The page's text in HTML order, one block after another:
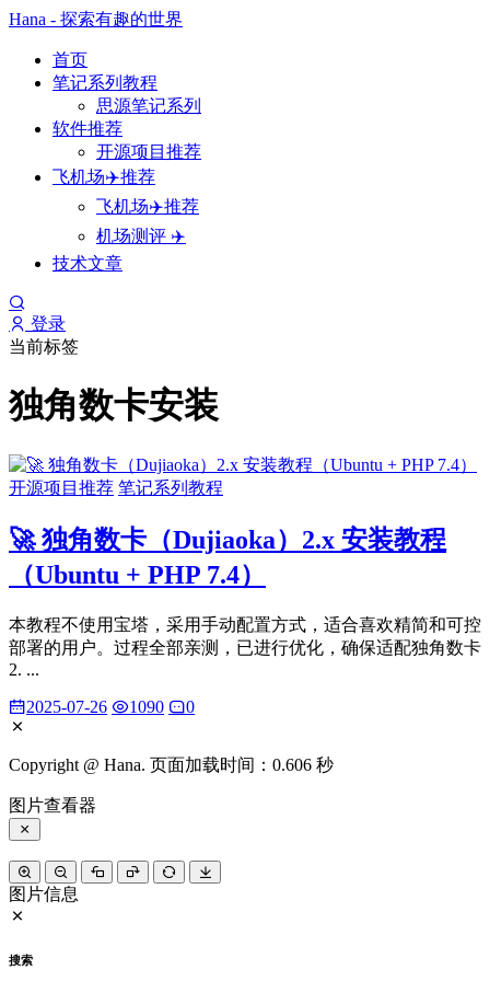
Hana - 探索有趣的世界
首页
笔记系列教程
思源笔记系列
软件推荐
开源项目推荐
飞机场✈️推荐
飞机场✈️推荐
机场测评 ✈️
技术文章
登录
当前标签
独角数卡安装
开源项目推荐 笔记系列教程
🚀 独角数卡（Dujiaoka）2.x 安装教程
（Ubuntu + PHP 7.4）
本教程不使用宝塔，采用手动配置方式，适合喜欢精简和可控
部署的用户。过程全部亲测，已进行优化，确保适配独角数卡
2. ...
2025-07-26
1090 0
Copyright @ Hana. 页面加载时间：0.606 秒
图片查看器
图片信息
搜索